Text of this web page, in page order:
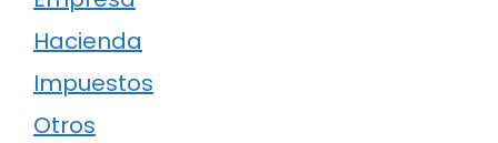
Hacienda
Impuestos
Otros